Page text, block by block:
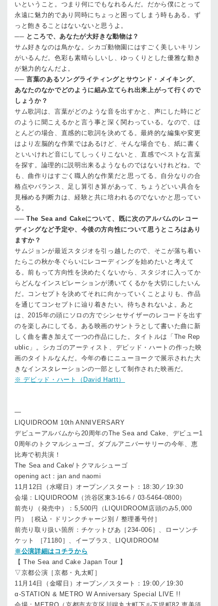
いということ。つまり何にでもなれるんだ。だから僕にとって
永遠に魅力的であり同時にちょっと困ってしまう時もある。ず
っと飽きることはないないと思うよ。
── ところで、あなたが大好きな動物は？
サム好きなのは鳥かな。シカゴ動物園にはすごく美しいキリン
がいるんだ。色彩も素晴らしいし、ゆっくりとした優雅な動き
が魅力的なんだよ。
── 言葉のあるソングライティングとサウンド・メイキング、
あなたのなかでどのように組み立てられ出来上がって行くので
しょうか？
サム歌詞は、言葉がどのような音を出すかと、声にした時にど
のように聞こえるかと言う事と深く関わっている。なので、ほ
とんどの場合、直感的に歌詞を決めてる。最終的な編集や変更
はより左脳的な作業ではあるけど、そんな場合でも、紙に書く
といいけれど音にしてしっくりこないと、直感でベストな言葉
を探す。論理的に説明出来るようなものではないけれどね。で
も、曲作りはすごく職人的な作業だと思ってる。自分なりの合
格点やバランス、足し算引き算があって、ちょうどいい具合を
見極める判断力は、経験と共に培われるのでないかと思ってい
る。
── The Sea and Cakeについて、既に次のアルバムのレコー
ディングなど予定や、今後の方向性について思うところはあり
ますか？
サムジョンが最近スタジオを引っ越したので、そこが落ち着い
たらこの秋か冬ぐらいにレコーディングを始めたいと考えて
る。前もって方向性を決めたくないから、スタジオに入ってか
らどんなインスピレーションが湧いてくるかを大切にしたいん
だ。コンセプトを決めてそれに向かっていくことよりも、作品
を通じてコンセプトに辿り着きたい。待ちきれないよ。あと
は、2015年の頭にソロの方でシンセサイザーのレコードを出す
のを楽しみにしてる。ある映画のサントラとして書いた曲に新
しく曲を書き加えて一つの作品にした。タイトルは「The Rep
ublic」。シカゴのアーティスト、デビッド・ハートの作った映
画のタイトルなんだ。今年の春にニューヨークで展示された大
きなインスタレーションの一部として制作された映画だ。
※ デビッド・ハート（David Hartt）
—
LIQUIDROOM 10th ANNIVERSARY
デビューアルバムから20周年のThe Sea and Cake、デビュー1
0周年のトクマルシューゴ。ダブルアニバーサリーの今年、恵
比寿で初共演！
The Sea and Cake/トクマルシューゴ
opening act：jan and naomi
11月12日（水曜日）オープン／スタート：18:30／19:30
会場：LIQUIDROOM（渋谷区東3-16-6 / 03-5464-0800）
前売り（発売中）：5,500円（LIQUIDROOM店頭のみ5,000
円）［税込・ドリンクチャージ別 / 整理番号付］
前売り取り扱い箇所：チケットぴあ［234-006］、ローソンチ
ケット ［71180］、イープラス、LIQUIDROOM
※公演詳細はコチラから
【 The Sea and Cake Japan Tour 】
▽京都公演［京都・丸太町］
11月14日（金曜日）オープン／スタート：19:00／19:30
α-STATION & METRO W Anniversary Special LIVE !!